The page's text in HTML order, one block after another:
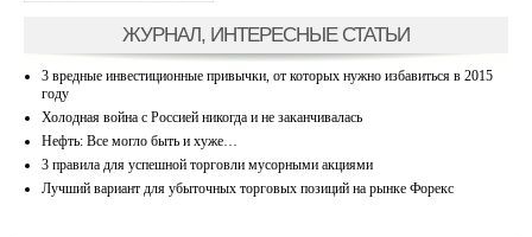
ЖУРНАЛ, ИНТЕРЕСНЫЕ СТАТЬИ
3 вредные инвестиционные привычки, от которых нужно избавиться в 2015
году
Холодная война с Россией никогда и не заканчивалась
Нефть: Все могло быть и хуже…
3 правила для успешной торговли мусорными акциями
Лучший вариант для убыточных торговых позиций на рынке Форекс